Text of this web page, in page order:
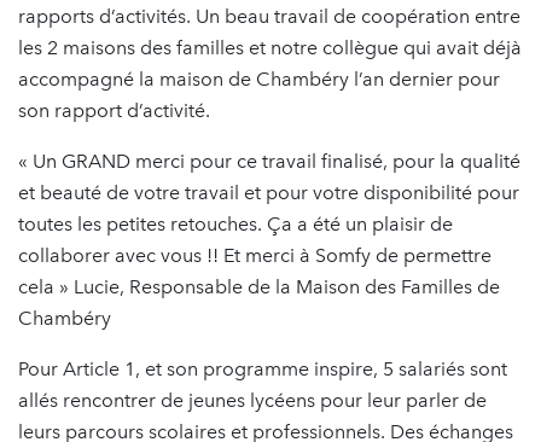
rapports d’activités. Un beau travail de coopération entre
les 2 maisons des familles et notre collègue qui avait déjà
accompagné la maison de Chambéry l’an dernier pour
son rapport d’activité.
« Un GRAND merci pour ce travail finalisé, pour la qualité
et beauté de votre travail et pour votre disponibilité pour
toutes les petites retouches. Ça a été un plaisir de
collaborer avec vous !! Et merci à Somfy de permettre
cela » Lucie, Responsable de la Maison des Familles de
Chambéry
Pour Article 1, et son programme inspire, 5 salariés sont
allés rencontrer de jeunes lycéens pour leur parler de
leurs parcours scolaires et professionnels. Des échanges